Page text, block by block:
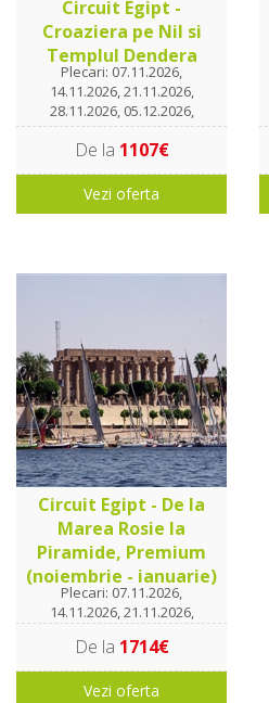
Circuit Egipt -
Croaziera pe Nil si
Templul Dendera
Plecari: 07.11.2026,
14.11.2026, 21.11.2026,
28.11.2026, 05.12.2026,
12.12.2026, 19.12.2026,
26.12.2026, 02.01.2027,
09.01.2027, 16.01.2027
De la 1107€
Vezi oferta
Circuit Egipt - De la
Marea Rosie la
Piramide, Premium
(noiembrie - ianuarie)
Plecari: 07.11.2026,
14.11.2026, 21.11.2026,
12.12.2026, 19.12.2026,
26.12.2026, 02.01.2027,
09.01.2027, 16.01.2027
De la 1714€
Vezi oferta